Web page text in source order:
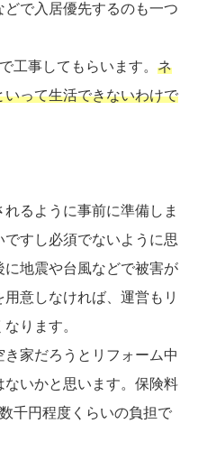
で入居優先するのも一つ
工事してもらいます。 ネ
って生活できないわけで
るように事前に準備しま
すし必須でないように思
地震や台風などで被害が
意しなければ、運営もリ
ります。
家だろうとリフォーム中
いかと思います。保険料
千円程度くらいの負担で